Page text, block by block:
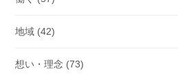
地域 (42)
想い・理念 (73)